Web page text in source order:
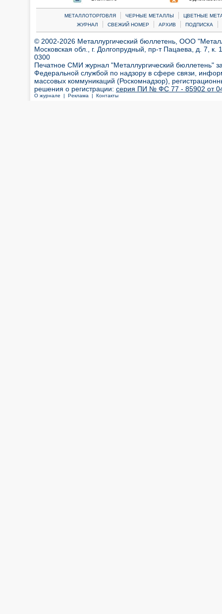
МЕТАЛЛОТОРГОВЛЯ | ЧЕРНЫЕ МЕТАЛЛЫ |
ЦВЕТНЫЕ
ЖУРНАЛ
| СВЕЖИЙ НОМЕР | АРХИВ | ПОДПИСКА |
© 2002-2026 Металлургический бюллетень, ООО
Московская обл., г. Долгопрудный, пр-т Пацаева, д. 7,
0300
Печатное СМИ журнал "Металлургический бюллетень"
Федеральной службой по надзору в сфере связи,
массовых коммуникаций (Роскомнадзор),
решения о регистрации: серия ПИ № ФС 77 - 85902 от 04
О журнале | Реклама | Контакты